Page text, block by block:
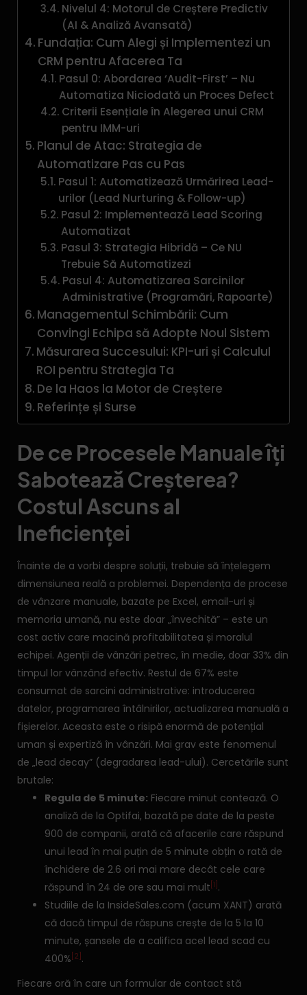
Nivelul 4: Motorul de Creștere Predictiv
(AI & Analiză Avansată)
Fundația: Cum Alegi și Implementezi un
CRM pentru Afacerea Ta
Pasul 0: Abordarea ‘Audit-First’ – Nu
Automatiza Niciodată un Proces Defect
Criterii Esențiale în Alegerea unui CRM
pentru IMM-uri
Planul de Atac: Strategia de
Automatizare Pas cu Pas
Pasul 1: Automatizează Urmărirea Lead-
urilor (Lead Nurturing & Follow-up)
Pasul 2: Implementează Lead Scoring
Automatizat
Pasul 3: Strategia Hibridă – Ce NU
Trebuie Să Automatizezi
Pasul 4: Automatizarea Sarcinilor
Administrative (Programări, Rapoarte)
Managementul Schimbării: Cum
Convingi Echipa să Adopte Noul Sistem
Măsurarea Succesului: KPI-uri și Calculul
ROI pentru Strategia Ta
De la Haos la Motor de Creștere
Referințe și Surse
De ce Procesele Manuale îți
Sabotează Creșterea?
Costul Ascuns al
Ineficienței
Înainte de a vorbi despre soluții, trebuie să înțelegem
dimensiunea reală a problemei. Dependența de procese
de vânzare manuale, bazate pe Excel, email-uri și
memoria umană, nu este doar „învechită” – este un
cost activ care macină profitabilitatea și moralul
echipei. Agenții de vânzări petrec, în medie, doar 33% din
timpul lor vânzând efectiv. Restul de 67% este
consumat de sarcini administrative: introducerea
datelor, programarea întâlnirilor, actualizarea manuală a
fișierelor. Aceasta este o risipă enormă de potențial
uman și expertiză în vânzări. Mai grav este fenomenul
de „lead decay” (degradarea lead-ului). Cercetările sunt
brutale:
Regula de 5 minute: Fiecare minut contează. O
analiză de la Optifai, bazată pe date de la peste
900 de companii, arată că afacerile care răspund
unui lead în mai puțin de 5 minute obțin o rată de
închidere de 2.6 ori mai mare decât cele care
răspund în 24 de ore sau mai mult [1] .
Studiile de la InsideSales.com (acum XANT) arată
că dacă timpul de răspuns crește de la 5 la 10
minute, șansele de a califica acel lead scad cu
400% [2] .
Fiecare oră în care un formular de contact stă